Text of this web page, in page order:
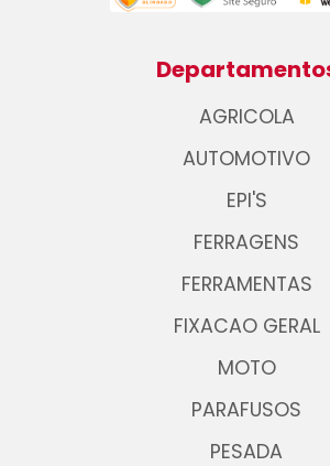
AGRICOLA
AUTOMOTIVO
EPI'S
FERRAGENS
FERRAMENTAS
FIXACAO GERAL
MOTO
PARAFUSOS
PESADA